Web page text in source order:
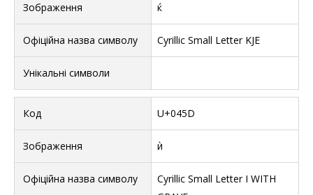
ќ
Cyrillic Small Letter KJE
U+045D
ѝ
Cyrillic Small Letter I WITH